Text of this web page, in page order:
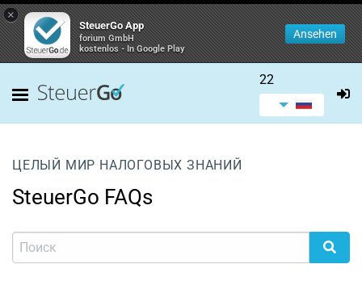
×
SteuerGo App
forium GmbH
kostenlos - In Google Play
Ansehen
22
ЦЕЛЫЙ МИР НАЛОГОВЫХ ЗНАНИЙ
SteuerGo FAQs